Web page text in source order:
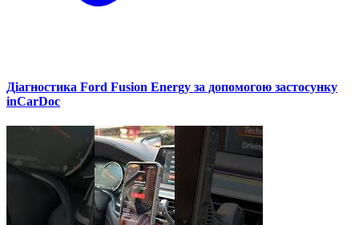
Діагностика Ford Fusion Energy за допомогою застосунку
inCarDoc